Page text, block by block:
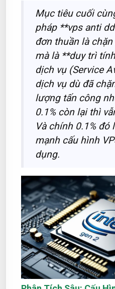
Mục tiêu cuối
pháp **vps anti
đơn thuần là
mà là **duy trì
dịch vụ (Service
dịch vụ dù đã
lượng tấn công
0.1% còn lại thì
Và chính 0.1% đó
mạnh cấu hình
dụng.